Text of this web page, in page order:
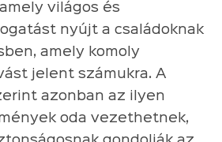
világos és
nyújt a családoknak
amely komoly
jelent számukra. A
azonban az ilyen
oda vezethetnek,